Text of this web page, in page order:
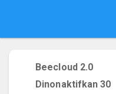
Beecloud 2.0
Dinonaktifkan 30